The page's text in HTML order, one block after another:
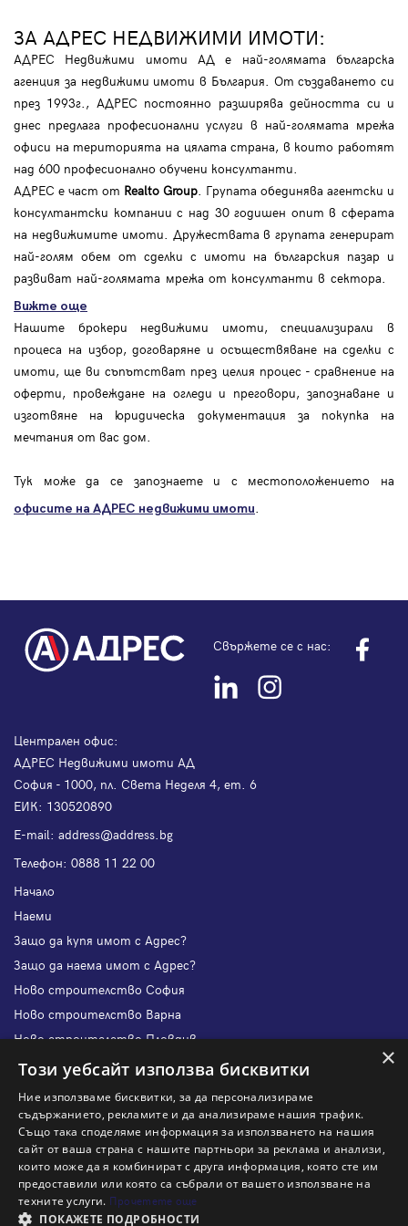
ЗА АДРЕС НЕДВИЖИМИ ИМОТИ:
АДРЕС Недвижими имоти АД е най-голямата българска
агенция за недвижими имоти в България. От създаването си
през 1993г., АДРЕС постоянно разширява дейността си и
днес предлага професионални услуги в най-голямата мрежа
офиси на територията на цялата страна, в които работят
над 600 професионално обучени консултанти.
АДРЕС е част от Realto Group . Групата обединява агентски и
консултантски компании с над 30 годишен опит в сферата
на недвижимите имоти. Дружествата в групата генерират
най-голям обем от сделки с имоти на българския пазар и
развиват най-голямата мрежа от консултанти в сектора.
Вижте още
Нашите брокери недвижими имоти, специализирали в
процеса на избор, договаряне и осъществяване на сделки с
имоти, ще ви съпътстват през целия процес - сравнение на
оферти, провеждане на огледи и преговори, запознаване и
изготвяне на юридическа документация за покупка на
мечтания от вас дом.
Тук може да се запознаете и с местоположението на
офисите на АДРЕС недвижими имоти
Свържете се с нас:
Централен офис:
АДРЕС Недвижими имоти АД
София - 1000, пл. Света Неделя 4, ет. 6
ЕИК: 130520890
Е-mail: address@address.bg
Телефон: 0888 11 22 00
Начало
Наеми
Защо да купя имот с Адрес?
Защо да наема имот с Адрес?
Ново строителство София
Ново строителство Варна
Ново строителство Пловдив
Ново строителство Бургас
Защо да отдам имот с Адрес?
Наши офиси
Кариери
Кои сме ние?
Франчайз
×
Този уебсайт използва бисквитки
Ние използваме бисквитки, за да персонализираме
съдържанието, рекламите и да анализираме нашия трафик.
Също така споделяме информация за използването на нашия
сайт от ваша страна с нашите партньори за реклама и анализи,
които може да я комбинират с друга информация, която сте им
предоставили или която са събрали от вашето използване на
техните услуги. Прочетете още
ПОКАЖЕТЕ ПОДРОБНОСТИ